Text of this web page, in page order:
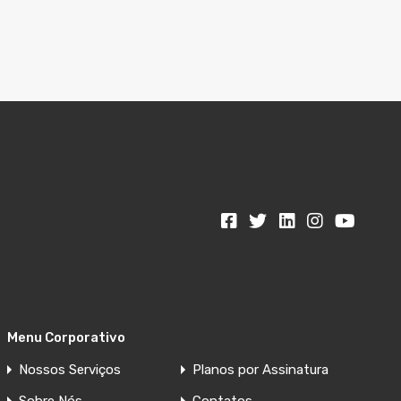
Menu Corporativo
Nossos Serviços
Planos por Assinatura